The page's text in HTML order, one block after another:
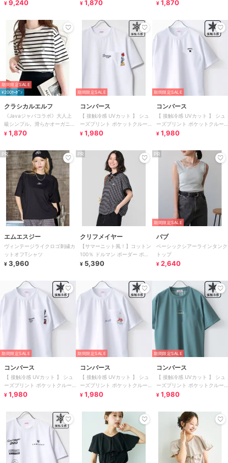
ワンポイント ロゴ Tシャツ
¥ 9,240
クコットン100％ワンポイント
¥ 1,870
クコットン100％ワンポイント
¥ 1,870
期間限定SALE
¥200ｸｰﾎﾟﾝ
クラシカルエルフ
《Javaジャバコラボ》大人上
級シンプル。滑らかオーガニッ
クコットン100％ワンポイント
¥ 1,870
期間限定SALE
コンバース
【 接触冷感 UVカット 】 シュ
ーズプリント ポケットクルー
ネック 半袖 Tシャツ
¥ 1,980
期間限定SALE
コンバース
【 接触冷感 UVカット 】 シュ
ーズプリント ポケットクルー
ネック 半袖 Tシャツ
¥ 1,980
PR
エムエスジー
ヴィンテージライクロゴ刺繍カ
ットオフTシャツ
¥ 3,960
PR
クリフメイヤー
【サマーニット風！】コットン
100％ ドルマン ボーダー ポロ
シャツ
¥ 5,390
PR
期間限定SALE
バブ
ベーシックシアーラインタンク
トップ
¥ 2,640
期間限定SALE
コンバース
【 接触冷感 UVカット 】 シュ
ーズプリント ポケットクルー
ネック 半袖 Tシャツ
¥ 1,980
期間限定SALE
コンバース
【 接触冷感 UVカット 】 シュ
ーズプリント ポケットクルー
ネック 半袖 Tシャツ
¥ 1,980
期間限定SALE
コンバース
【 接触冷感 UVカット 】 シュ
ーズプリント ポケットクルー
ネック 半袖 Tシャツ
¥ 1,980